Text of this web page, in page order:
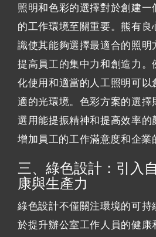
照明和色彩的選擇對於創建一
的工作環境至關重要。熊有良
識使其能夠選擇最適合的照明
提高員工的集中力和創造力。
化使用和適當的人工照明可以
適的光環境。色彩方案的選擇
選用能提振精神和提高效率的
增加員工的工作滿意度和企業
三、綠色設計：引入
康與生產力
綠色設計不僅關注環境的可持
於提升辦公室工作人員的健康